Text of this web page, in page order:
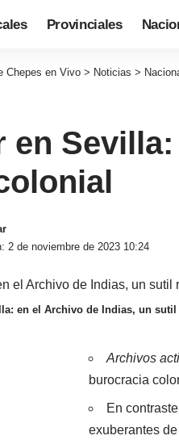
Provinciales
Chepes en Vivo > Noticias >
en
2 de noviembre de 2023 10:24
en el Archivo de Indias, un
Archivos
burocracia
En
exuberantes